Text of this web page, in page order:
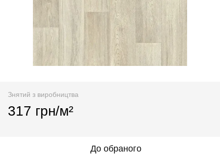
Знятий з виробництва
317 грн/м²
До обраного